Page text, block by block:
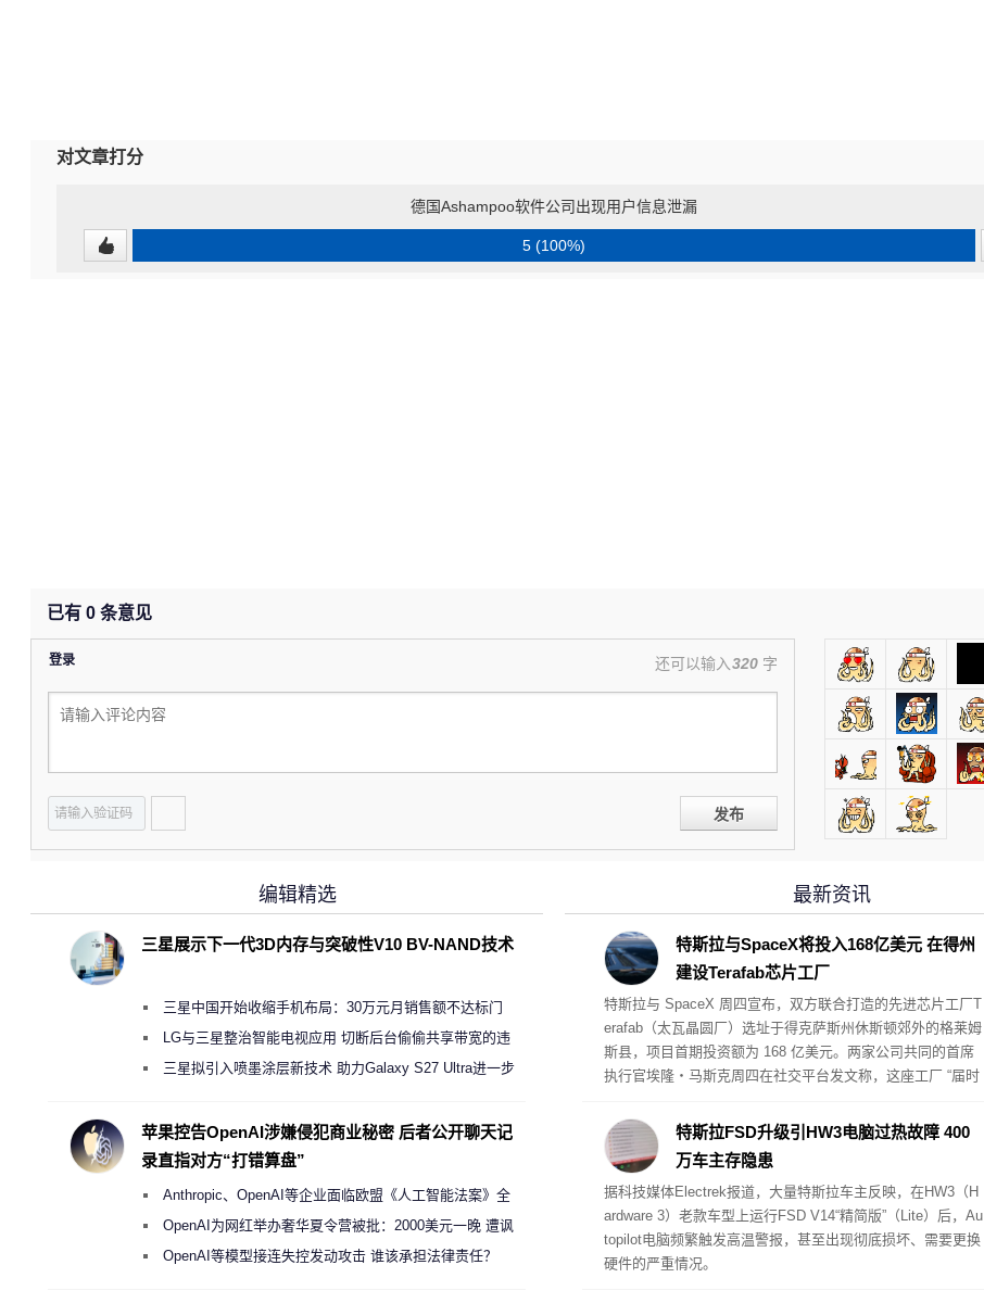
对文章打分
德国Ashampoo软件公司出现用户信息泄漏
5 (100%)
已有 0 条意见
登录 还可以输入320 字
发布
最新资讯
特斯拉与SpaceX将投入168亿美元 在得州
建设Terafab芯片工厂
特斯拉与 SpaceX 周四宣布，双方联合打造的先进芯片工厂T
erafab（太瓦晶圆厂）选址于得克萨斯州休斯顿郊外的格莱姆
斯县，项目首期投资额为 168 亿美元。两家公司共同的首席
执行官埃隆・马斯克周四在社交平台发文称，这座工厂 “届时
eX 披露，厂区规划制造面积超 1 亿平方英尺。
特斯拉FSD升级引HW3电脑过热故障 400
万车主存隐患
据科技媒体Electrek报道，大量特斯拉车主反映，在HW3（H
ardware 3）老款车型上运行FSD V14“精简版”（Lite）后，Au
topilot电脑频繁触发高温警报，甚至出现彻底损坏、需要更换
硬件的严重情况。
编辑精选
三星展示下一代3D内存与突破性V10 BV-NAND技术
三星中国开始收缩手机布局：30万元月销售额不达标门
店 将被逐步清退
LG与三星整治智能电视应用 切断后台偷偷共享带宽的违
规行为三星拟引入喷墨涂层新技术 助力Galaxy S27 Ultra进一步
苹果控告OpenAI涉嫌侵犯商业秘密 后者公开聊天记
录直指对方“打错算盘”
Anthropic、OpenAI等企业面临欧盟《人工智能法案》全
新执法权限审查
OpenAI为网红举办奢华夏令营被批：2000美元一晚 遭讽
“反乌托邦”
OpenAI等模型接连失控发动攻击 谁该承担法律责任？